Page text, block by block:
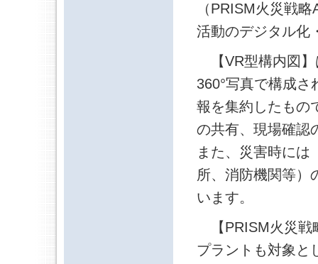
（PRISM火災戦
活動のデジタル化
【VR型構内図】
360°写真で構成
報を集約したもの
の共有、現場確認
また、災害時には
所、消防機関等）
います。
【PRISM火災戦
プラントも対象と